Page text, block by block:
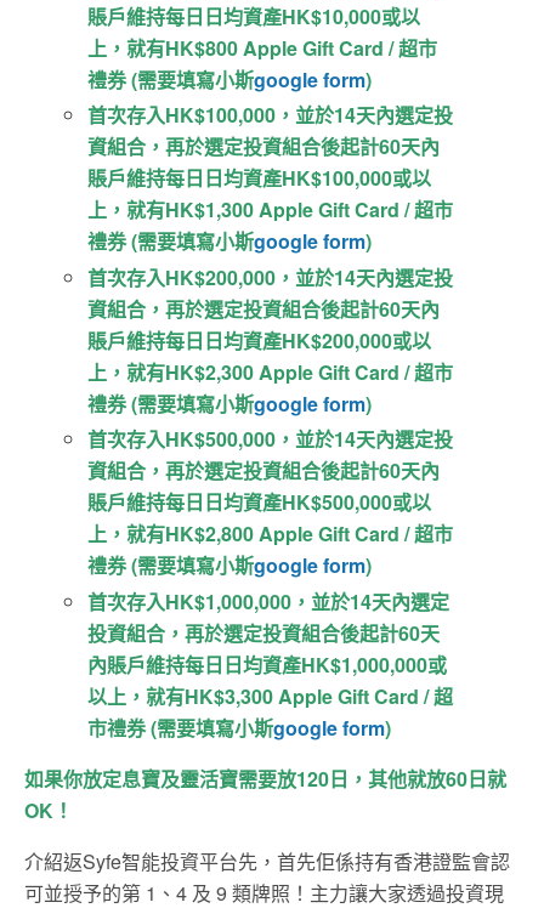
賬戶維持每日日均資產HK$10,000或以
上，就有HK$800 Apple Gift Card / 超市
禮券 (需要填寫小斯google form)
首次存入HK$100,000，並於14天內選定投
資組合，再於選定投資組合後起計60天內
賬戶維持每日日均資產HK$100,000或以
上，就有HK$1,300 Apple Gift Card / 超市
禮券 (需要填寫小斯google form)
首次存入HK$200,000，並於14天內選定投
資組合，再於選定投資組合後起計60天內
賬戶維持每日日均資產HK$200,000或以
上，就有HK$2,300 Apple Gift Card / 超市
禮券 (需要填寫小斯google form)
首次存入HK$500,000，並於14天內選定投
資組合，再於選定投資組合後起計60天內
賬戶維持每日日均資產HK$500,000或以
上，就有HK$2,800 Apple Gift Card / 超市
禮券 (需要填寫小斯google form)
首次存入HK$1,000,000，並於14天內選定
投資組合，再於選定投資組合後起計60天
內賬戶維持每日日均資產HK$1,000,000或
以上，就有HK$3,300 Apple Gift Card / 超
市禮券 (需要填寫小斯google form)
如果你放定息寶及靈活寶需要放120日，其他就放60日就
OK！
介紹返Syfe智能投資平台先，首先佢係持有香港證監會認
可並授予的第 1、4 及 9 類牌照！主力讓大家透過投資現